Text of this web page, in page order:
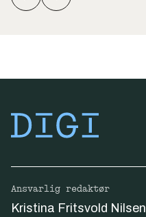
Ansvarlig redaktør
Kristina Fritsvold Nilsen